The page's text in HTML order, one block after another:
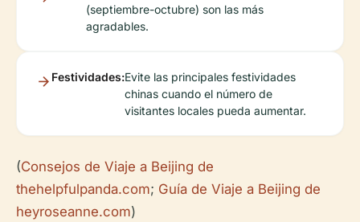
(septiembre-octubre) son las más
agradables.
Festividades:Evite las principales festividades
chinas cuando el número de
visitantes locales pueda aumentar.
(Consejos de Viaje a Beijing de
thehelpfulpanda.com; Guía de Viaje a Beijing de
heyroseanne.com)